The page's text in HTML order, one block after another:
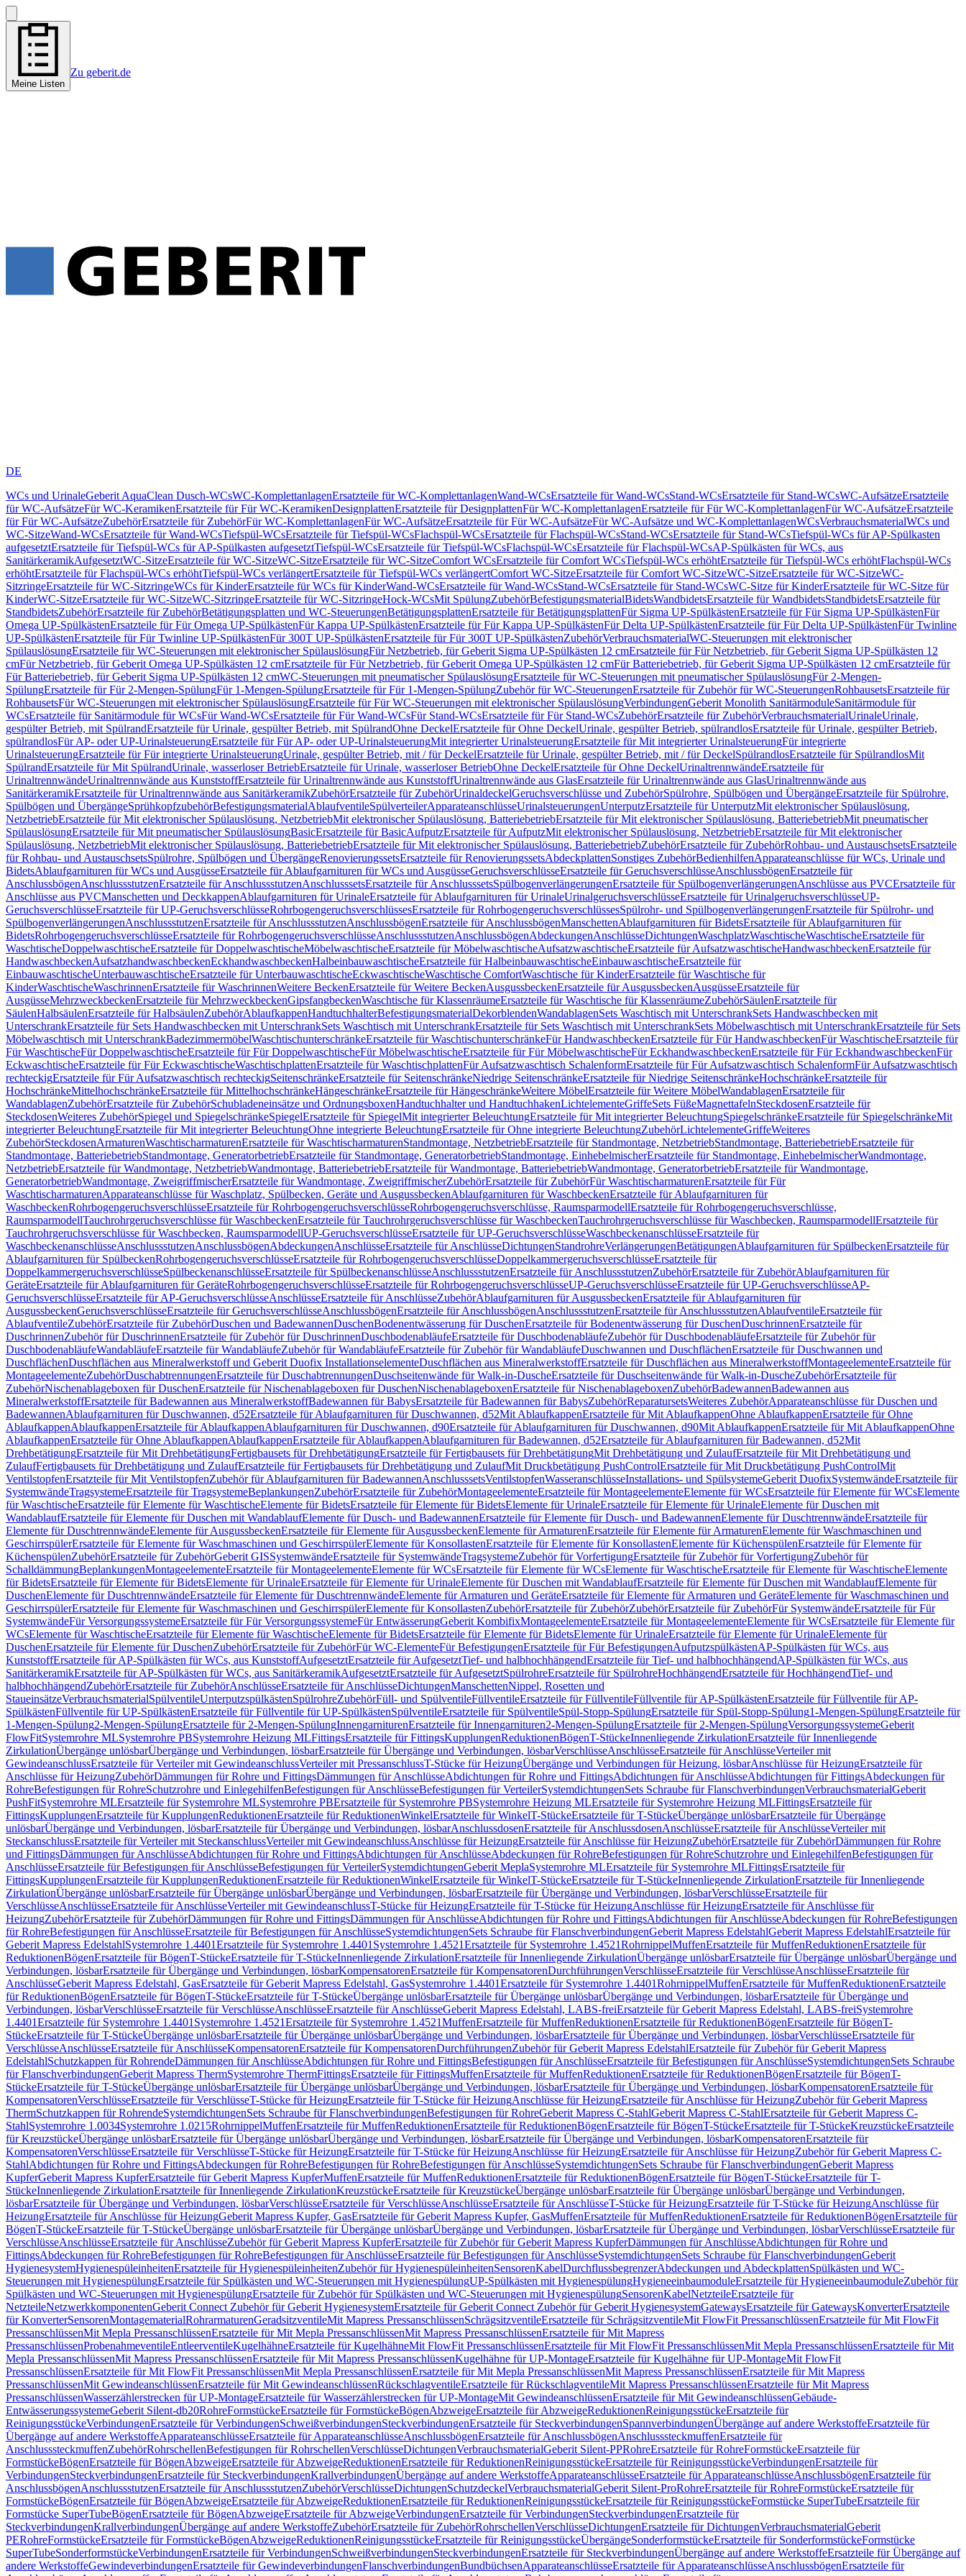
Meine Listen
Zu geberit.de
DE
WCs und UrinaleGeberit AquaClean Dusch-WCsWC-KomplettanlagenErsatzteile für WC-KomplettanlagenWand-WCsErsatzteile für Wand-WCsStand-WCsErsatzteile für Stand-WCsWC-AufsätzeErsatzteile
für WC-AufsätzeFür WC-KeramikenErsatzteile für Für WC-KeramikenDesignplattenErsatzteile für DesignplattenFür WC-KomplettanlagenErsatzteile für Für WC-KomplettanlagenFür WC-AufsätzeErsatzteile
für Für WC-AufsätzeZubehörErsatzteile für ZubehörFür WC-KomplettanlagenFür WC-AufsätzeErsatzteile für Für WC-AufsätzeFür WC-Aufsätze und WC-KomplettanlagenWCsVerbrauchsmaterialWCs und
WC-SitzeWand-WCsErsatzteile für Wand-WCsTiefspül-WCsErsatzteile für Tiefspül-WCsFlachspül-WCsErsatzteile für Flachspül-WCsStand-WCsErsatzteile für Stand-WCsTiefspül-WCs für AP-Spülkasten
aufgesetztErsatzteile für Tiefspül-WCs für AP-Spülkasten aufgesetztTiefspül-WCsErsatzteile für Tiefspül-WCsFlachspül-WCsErsatzteile für Flachspül-WCsAP-Spülkästen für WCs, aus
SanitärkeramikAufgesetztWC-SitzeErsatzteile für WC-SitzeWC-SitzeErsatzteile für WC-SitzeComfort WCsErsatzteile für Comfort WCsTiefspül-WCs erhöhtErsatzteile für Tiefspül-WCs erhöhtFlachspül-WCs
erhöhtErsatzteile für Flachspül-WCs erhöhtTiefspül-WCs verlängertErsatzteile für Tiefspül-WCs verlängertComfort WC-SitzeErsatzteile für Comfort WC-SitzeWC-SitzeErsatzteile für WC-SitzeWC-
SitzringeErsatzteile für WC-SitzringeWCs für KinderErsatzteile für WCs für KinderWand-WCsErsatzteile für Wand-WCsStand-WCsErsatzteile für Stand-WCsWC-Sitze für KinderErsatzteile für WC-Sitze für
KinderWC-SitzeErsatzteile für WC-SitzeWC-SitzringeErsatzteile für WC-SitzringeHock-WCsMit SpülungZubehörBefestigungsmaterialBidetsWandbidetsErsatzteile für WandbidetsStandbidetsErsatzteile für
StandbidetsZubehörErsatzteile für ZubehörBetätigungsplatten und WC-SteuerungenBetätigungsplattenErsatzteile für BetätigungsplattenFür Sigma UP-SpülkästenErsatzteile für Für Sigma UP-SpülkästenFür
Omega UP-SpülkästenErsatzteile für Für Omega UP-SpülkästenFür Kappa UP-SpülkästenErsatzteile für Für Kappa UP-SpülkästenFür Delta UP-SpülkästenErsatzteile für Für Delta UP-SpülkästenFür Twinline
UP-SpülkästenErsatzteile für Für Twinline UP-SpülkästenFür 300T UP-SpülkästenErsatzteile für Für 300T UP-SpülkästenZubehörVerbrauchsmaterialWC-Steuerungen mit elektronischer
SpülauslösungErsatzteile für WC-Steuerungen mit elektronischer SpülauslösungFür Netzbetrieb, für Geberit Sigma UP-Spülkästen 12 cmErsatzteile für Für Netzbetrieb, für Geberit Sigma UP-Spülkästen 12
cmFür Netzbetrieb, für Geberit Omega UP-Spülkästen 12 cmErsatzteile für Für Netzbetrieb, für Geberit Omega UP-Spülkästen 12 cmFür Batteriebetrieb, für Geberit Sigma UP-Spülkästen 12 cmErsatzteile für
Für Batteriebetrieb, für Geberit Sigma UP-Spülkästen 12 cmWC-Steuerungen mit pneumatischer SpülauslösungErsatzteile für WC-Steuerungen mit pneumatischer SpülauslösungFür 2-Mengen-
SpülungErsatzteile für Für 2-Mengen-SpülungFür 1-Mengen-SpülungErsatzteile für Für 1-Mengen-SpülungZubehör für WC-SteuerungenErsatzteile für Zubehör für WC-SteuerungenRohbausetsErsatzteile für
RohbausetsFür WC-Steuerungen mit elektronischer SpülauslösungErsatzteile für Für WC-Steuerungen mit elektronischer SpülauslösungVerbindungenGeberit Monolith SanitärmoduleSanitärmodule für
WCsErsatzteile für Sanitärmodule für WCsFür Wand-WCsErsatzteile für Für Wand-WCsFür Stand-WCsErsatzteile für Für Stand-WCsZubehörErsatzteile für ZubehörVerbrauchsmaterialUrinaleUrinale,
gespülter Betrieb, mit SpülrandErsatzteile für Urinale, gespülter Betrieb, mit SpülrandOhne DeckelErsatzteile für Ohne DeckelUrinale, gespülter Betrieb, spülrandlosErsatzteile für Urinale, gespülter Betrieb,
spülrandlosFür AP- oder UP-UrinalsteuerungErsatzteile für Für AP- oder UP-UrinalsteuerungMit integrierter UrinalsteuerungErsatzteile für Mit integrierter UrinalsteuerungFür integrierte
UrinalsteuerungErsatzteile für Für integrierte UrinalsteuerungUrinale, gespülter Betrieb, mit / für DeckelErsatzteile für Urinale, gespülter Betrieb, mit / für DeckelSpülrandlosErsatzteile für SpülrandlosMit
SpülrandErsatzteile für Mit SpülrandUrinale, wasserloser BetriebErsatzteile für Urinale, wasserloser BetriebOhne DeckelErsatzteile für Ohne DeckelUrinaltrennwändeErsatzteile für
UrinaltrennwändeUrinaltrennwände aus KunststoffErsatzteile für Urinaltrennwände aus KunststoffUrinaltrennwände aus GlasErsatzteile für Urinaltrennwände aus GlasUrinaltrennwände aus
SanitärkeramikErsatzteile für Urinaltrennwände aus SanitärkeramikZubehörErsatzteile für ZubehörUrinaldeckelGeruchsverschlüsse und ZubehörSpülrohre, Spülbögen und ÜbergängeErsatzteile für Spülrohre,
Spülbögen und ÜbergängeSprühkopfzubehörBefestigungsmaterialAblaufventileSpülverteilerApparateanschlüsseUrinalsteuerungenUnterputzErsatzteile für UnterputzMit elektronischer Spülauslösung,
NetzbetriebErsatzteile für Mit elektronischer Spülauslösung, NetzbetriebMit elektronischer Spülauslösung, BatteriebetriebErsatzteile für Mit elektronischer Spülauslösung, BatteriebetriebMit pneumatischer
SpülauslösungErsatzteile für Mit pneumatischer SpülauslösungBasicErsatzteile für BasicAufputzErsatzteile für AufputzMit elektronischer Spülauslösung, NetzbetriebErsatzteile für Mit elektronischer
Spülauslösung, NetzbetriebMit elektronischer Spülauslösung, BatteriebetriebErsatzteile für Mit elektronischer Spülauslösung, BatteriebetriebZubehörErsatzteile für ZubehörRohbau- und AustauschsetsErsatzteile
für Rohbau- und AustauschsetsSpülrohre, Spülbögen und ÜbergängeRenovierungssetsErsatzteile für RenovierungssetsAbdeckplattenSonstiges ZubehörBedienhilfenApparateanschlüsse für WCs, Urinale und
BidetsAblaufgarnituren für WCs und AusgüsseErsatzteile für Ablaufgarnituren für WCs und AusgüsseGeruchsverschlüsseErsatzteile für GeruchsverschlüsseAnschlussbögenErsatzteile für
AnschlussbögenAnschlussstutzenErsatzteile für AnschlussstutzenAnschlusssetsErsatzteile für AnschlusssetsSpülbogenverlängerungenErsatzteile für SpülbogenverlängerungenAnschlüsse aus PVCErsatzteile für
Anschlüsse aus PVCManschetten und DeckkappenAblaufgarnituren für UrinaleErsatzteile für Ablaufgarnituren für UrinaleUrinalgeruchsverschlüsseErsatzteile für UrinalgeruchsverschlüsseUP-
GeruchsverschlüsseErsatzteile für UP-GeruchsverschlüsseRohrbogengeruchsverschlüssesErsatzteile für RohrbogengeruchsverschlüssesSpülrohr- und SpülbogenverlängerungenErsatzteile für Spülrohr- und
SpülbogenverlängerungenAnschlussstutzenErsatzteile für AnschlussstutzenAnschlussbögenErsatzteile für AnschlussbögenManschettenAblaufgarnituren für BidetsErsatzteile für Ablaufgarnituren für
BidetsRohrbogengeruchsverschlüsseErsatzteile für RohrbogengeruchsverschlüsseAnschlussstutzenAnschlussbögenAbdeckungenAnschlüsseDichtungenWaschplatzWaschtischeWaschtischeErsatzteile für
WaschtischeDoppelwaschtischeErsatzteile für DoppelwaschtischeMöbelwaschtischeErsatzteile für MöbelwaschtischeAufsatzwaschtischeErsatzteile für AufsatzwaschtischeHandwaschbeckenErsatzteile für
HandwaschbeckenAufsatzhandwaschbeckenEckhandwaschbeckenHalbeinbauwaschtischeErsatzteile für HalbeinbauwaschtischeEinbauwaschtischeErsatzteile für
EinbauwaschtischeUnterbauwaschtischeErsatzteile für UnterbauwaschtischeEckwaschtischeWaschtische ComfortWaschtische für KinderErsatzteile für Waschtische für
KinderWaschtischeWaschrinnenErsatzteile für WaschrinnenWeitere BeckenErsatzteile für Weitere BeckenAusgussbeckenErsatzteile für AusgussbeckenAusgüsseErsatzteile für
AusgüsseMehrzweckbeckenErsatzteile für MehrzweckbeckenGipsfangbeckenWaschtische für KlassenräumeErsatzteile für Waschtische für KlassenräumeZubehörSäulenErsatzteile für
SäulenHalbsäulenErsatzteile für HalbsäulenZubehörAblaufkappenHandtuchhalterBefestigungsmaterialDekorblendenWandablagenSets Waschtisch mit UnterschrankSets Handwaschbecken mit
UnterschrankErsatzteile für Sets Handwaschbecken mit UnterschrankSets Waschtisch mit UnterschrankErsatzteile für Sets Waschtisch mit UnterschrankSets Möbelwaschtisch mit UnterschrankErsatzteile für Sets
Möbelwaschtisch mit UnterschrankBadezimmermöbelWaschtischunterschränkeErsatzteile für WaschtischunterschränkeFür HandwaschbeckenErsatzteile für Für HandwaschbeckenFür WaschtischeErsatzteile für
Für WaschtischeFür DoppelwaschtischeErsatzteile für Für DoppelwaschtischeFür MöbelwaschtischeErsatzteile für Für MöbelwaschtischeFür EckhandwaschbeckenErsatzteile für Für EckhandwaschbeckenFür
EckwaschtischeErsatzteile für Für EckwaschtischeWaschtischplattenErsatzteile für WaschtischplattenFür Aufsatzwaschtisch SchalenformErsatzteile für Für Aufsatzwaschtisch SchalenformFür Aufsatzwaschtisch
rechteckigErsatzteile für Für Aufsatzwaschtisch rechteckigSeitenschränkeErsatzteile für SeitenschränkeNiedrige SeitenschränkeErsatzteile für Niedrige SeitenschränkeHochschränkeErsatzteile für
HochschränkeMittelhochschränkeErsatzteile für MittelhochschränkeHängeschränkeErsatzteile für HängeschränkeWeitere MöbelErsatzteile für Weitere MöbelWandablagenErsatzteile für
WandablagenZubehörErsatzteile für ZubehörSchubladeneinsätze und OrdnungsboxenHandtuchhalter und HandtuchhakenLichtelementeGriffeSets FüßeMagnettafelnSteckdosenErsatzteile für
SteckdosenWeiteres ZubehörSpiegel und SpiegelschränkeSpiegelErsatzteile für SpiegelMit integrierter BeleuchtungErsatzteile für Mit integrierter BeleuchtungSpiegelschränkeErsatzteile für SpiegelschränkeMit
integrierter BeleuchtungErsatzteile für Mit integrierter BeleuchtungOhne integrierte BeleuchtungErsatzteile für Ohne integrierte BeleuchtungZubehörLichtelementeGriffeWeiteres
ZubehörSteckdosenArmaturenWaschtischarmaturenErsatzteile für WaschtischarmaturenStandmontage, NetzbetriebErsatzteile für Standmontage, NetzbetriebStandmontage, BatteriebetriebErsatzteile für
Standmontage, BatteriebetriebStandmontage, GeneratorbetriebErsatzteile für Standmontage, GeneratorbetriebStandmontage, EinhebelmischerErsatzteile für Standmontage, EinhebelmischerWandmontage,
NetzbetriebErsatzteile für Wandmontage, NetzbetriebWandmontage, BatteriebetriebErsatzteile für Wandmontage, BatteriebetriebWandmontage, GeneratorbetriebErsatzteile für Wandmontage,
GeneratorbetriebWandmontage, ZweigriffmischerErsatzteile für Wandmontage, ZweigriffmischerZubehörErsatzteile für ZubehörFür WaschtischarmaturenErsatzteile für Für
WaschtischarmaturenApparateanschlüsse für Waschplatz, Spülbecken, Geräte und AusgussbeckenAblaufgarnituren für WaschbeckenErsatzteile für Ablaufgarnituren für
WaschbeckenRohrbogengeruchsverschlüsseErsatzteile für RohrbogengeruchsverschlüsseRohrbogengeruchsverschlüsse, RaumsparmodellErsatzteile für Rohrbogengeruchsverschlüsse,
RaumsparmodellTauchrohrgeruchsverschlüsse für WaschbeckenErsatzteile für Tauchrohrgeruchsverschlüsse für WaschbeckenTauchrohrgeruchsverschlüsse für Waschbecken, RaumsparmodellErsatzteile für
Tauchrohrgeruchsverschlüsse für Waschbecken, RaumsparmodellUP-GeruchsverschlüsseErsatzteile für UP-GeruchsverschlüsseWaschbeckenanschlüsseErsatzteile für
WaschbeckenanschlüsseAnschlussstutzenAnschlussbögenAbdeckungenAnschlüsseErsatzteile für AnschlüsseDichtungenStandrohreVerlängerungenBetätigungenAblaufgarnituren für SpülbeckenErsatzteile für
Ablaufgarnituren für SpülbeckenRohrbogengeruchsverschlüsseErsatzteile für RohrbogengeruchsverschlüsseDoppelkammergeruchsverschlüsseErsatzteile für
DoppelkammergeruchsverschlüsseSpülbeckenanschlüsseErsatzteile für SpülbeckenanschlüsseAnschlussstutzenErsatzteile für AnschlussstutzenZubehörErsatzteile für ZubehörAblaufgarnituren für
GeräteErsatzteile für Ablaufgarnituren für GeräteRohrbogengeruchsverschlüsseErsatzteile für RohrbogengeruchsverschlüsseUP-GeruchsverschlüsseErsatzteile für UP-GeruchsverschlüsseAP-
GeruchsverschlüsseErsatzteile für AP-GeruchsverschlüsseAnschlüsseErsatzteile für AnschlüsseZubehörAblaufgarnituren für AusgussbeckenErsatzteile für Ablaufgarnituren für
AusgussbeckenGeruchsverschlüsseErsatzteile für GeruchsverschlüsseAnschlussbögenErsatzteile für AnschlussbögenAnschlussstutzenErsatzteile für AnschlussstutzenAblaufventileErsatzteile für
AblaufventileZubehörErsatzteile für ZubehörDuschen und BadewannenDuschenBodenentwässerung für DuschenErsatzteile für Bodenentwässerung für DuschenDuschrinnenErsatzteile für
DuschrinnenZubehör für DuschrinnenErsatzteile für Zubehör für DuschrinnenDuschbodenabläufeErsatzteile für DuschbodenabläufeZubehör für DuschbodenabläufeErsatzteile für Zubehör für
DuschbodenabläufeWandabläufeErsatzteile für WandabläufeZubehör für WandabläufeErsatzteile für Zubehör für WandabläufeDuschwannen und DuschflächenErsatzteile für Duschwannen und
DuschflächenDuschflächen aus Mineralwerkstoff und Geberit Duofix InstallationselementeDuschflächen aus MineralwerkstoffErsatzteile für Duschflächen aus MineralwerkstoffMontageelementeErsatzteile für
MontageelementeZubehörDuschabtrennungenErsatzteile für DuschabtrennungenDuschseitenwände für Walk-in-DuscheErsatzteile für Duschseitenwände für Walk-in-DuscheZubehörErsatzteile für
ZubehörNischenablageboxen für DuschenErsatzteile für Nischenablageboxen für DuschenNischenablageboxenErsatzteile für NischenablageboxenZubehörBadewannenBadewannen aus
MineralwerkstoffErsatzteile für Badewannen aus MineralwerkstoffBadewannen für BabysErsatzteile für Badewannen für BabysZubehörReparatursetsWeiteres ZubehörApparateanschlüsse für Duschen und
BadewannenAblaufgarnituren für Duschwannen, d52Ersatzteile für Ablaufgarnituren für Duschwannen, d52Mit AblaufkappenErsatzteile für Mit AblaufkappenOhne AblaufkappenErsatzteile für Ohne
AblaufkappenAblaufkappenErsatzteile für AblaufkappenAblaufgarnituren für Duschwannen, d90Ersatzteile für Ablaufgarnituren für Duschwannen, d90Mit AblaufkappenErsatzteile für Mit AblaufkappenOhne
AblaufkappenErsatzteile für Ohne AblaufkappenAblaufkappenErsatzteile für AblaufkappenAblaufgarnituren für Badewannen, d52Ersatzteile für Ablaufgarnituren für Badewannen, d52Mit
DrehbetätigungErsatzteile für Mit DrehbetätigungFertigbausets für DrehbetätigungErsatzteile für Fertigbausets für DrehbetätigungMit Drehbetätigung und ZulaufErsatzteile für Mit Drehbetätigung und
ZulaufFertigbausets für Drehbetätigung und ZulaufErsatzteile für Fertigbausets für Drehbetätigung und ZulaufMit Druckbetätigung PushControlErsatzteile für Mit Druckbetätigung PushControlMit
VentilstopfenErsatzteile für Mit VentilstopfenZubehör für Ablaufgarnituren für BadewannenAnschlusssetsVentilstopfenWasseranschlüsseInstallations- und SpülsystemeGeberit DuofixSystemwändeErsatzteile für
SystemwändeTragsystemeErsatzteile für TragsystemeBeplankungenZubehörErsatzteile für ZubehörMontageelementeErsatzteile für MontageelementeElemente für WCsErsatzteile für Elemente für WCsElemente
für WaschtischeErsatzteile für Elemente für WaschtischeElemente für BidetsErsatzteile für Elemente für BidetsElemente für UrinaleErsatzteile für Elemente für UrinaleElemente für Duschen mit
WandablaufErsatzteile für Elemente für Duschen mit WandablaufElemente für Dusch- und BadewannenErsatzteile für Elemente für Dusch- und BadewannenElemente für DuschtrennwändeErsatzteile für
Elemente für DuschtrennwändeElemente für AusgussbeckenErsatzteile für Elemente für AusgussbeckenElemente für ArmaturenErsatzteile für Elemente für ArmaturenElemente für Waschmaschinen und
GeschirrspülerErsatzteile für Elemente für Waschmaschinen und GeschirrspülerElemente für KonsollastenErsatzteile für Elemente für KonsollastenElemente für KüchenspülenErsatzteile für Elemente für
KüchenspülenZubehörErsatzteile für ZubehörGeberit GISSystemwändeErsatzteile für SystemwändeTragsystemeZubehör für VorfertigungErsatzteile für Zubehör für VorfertigungZubehör für
SchalldämmungBeplankungenMontageelementeErsatzteile für MontageelementeElemente für WCsErsatzteile für Elemente für WCsElemente für WaschtischeErsatzteile für Elemente für WaschtischeElemente
für BidetsErsatzteile für Elemente für BidetsElemente für UrinaleErsatzteile für Elemente für UrinaleElemente für Duschen mit WandablaufErsatzteile für Elemente für Duschen mit WandablaufElemente für
DuschenElemente für DuschtrennwändeErsatzteile für Elemente für DuschtrennwändeElemente für Armaturen und GeräteErsatzteile für Elemente für Armaturen und GeräteElemente für Waschmaschinen und
GeschirrspülerErsatzteile für Elemente für Waschmaschinen und GeschirrspülerElemente für KonsollastenZubehörErsatzteile für ZubehörZubehörErsatzteile für ZubehörFür SystemwändeErsatzteile für Für
SystemwändeFür VersorgungssystemeErsatzteile für Für VersorgungssystemeFür EntwässerungGeberit KombifixMontageelementeErsatzteile für MontageelementeElemente für WCsErsatzteile für Elemente für
WCsElemente für WaschtischeErsatzteile für Elemente für WaschtischeElemente für BidetsErsatzteile für Elemente für BidetsElemente für UrinaleErsatzteile für Elemente für UrinaleElemente für
DuschenErsatzteile für Elemente für DuschenZubehörErsatzteile für ZubehörFür WC-ElementeFür BefestigungenErsatzteile für Für BefestigungenAufputzspülkästenAP-Spülkästen für WCs, aus
KunststoffErsatzteile für AP-Spülkästen für WCs, aus KunststoffAufgesetztErsatzteile für AufgesetztTief- und halbhochhängendErsatzteile für Tief- und halbhochhängendAP-Spülkästen für WCs, aus
SanitärkeramikErsatzteile für AP-Spülkästen für WCs, aus SanitärkeramikAufgesetztErsatzteile für AufgesetztSpülrohreErsatzteile für SpülrohreHochhängendErsatzteile für HochhängendTief- und
halbhochhängendZubehörErsatzteile für ZubehörAnschlüsseErsatzteile für AnschlüsseDichtungenManschettenNippel, Rosetten und
StaueinsätzeVerbrauchsmaterialSpülventileUnterputzspülkästenSpülrohreZubehörFüll- und SpülventileFüllventileErsatzteile für FüllventileFüllventile für AP-SpülkästenErsatzteile für Füllventile für AP-
SpülkästenFüllventile für UP-SpülkästenErsatzteile für Füllventile für UP-SpülkästenSpülventileErsatzteile für SpülventileSpül-Stopp-SpülungErsatzteile für Spül-Stopp-Spülung1-Mengen-SpülungErsatzteile für
1-Mengen-Spülung2-Mengen-SpülungErsatzteile für 2-Mengen-SpülungInnengarniturenErsatzteile für Innengarnituren2-Mengen-SpülungErsatzteile für 2-Mengen-SpülungVersorgungssystemeGeberit
FlowFitSystemrohre MLSystemrohre PBSystemrohre Heizung MLFittingsErsatzteile für FittingsKupplungenReduktionenBögenT-StückeInnenliegende ZirkulationErsatzteile für Innenliegende
ZirkulationÜbergänge unlösbarÜbergänge und Verbindungen, lösbarErsatzteile für Übergänge und Verbindungen, lösbarVerschlüsseAnschlüsseErsatzteile für AnschlüsseVerteiler mit
GewindeanschlussErsatzteile für Verteiler mit GewindeanschlussVerteiler mit PressanschlussT-Stücke für HeizungÜbergänge und Verbindungen für Heizung, lösbarAnschlüsse für HeizungErsatzteile für
Anschlüsse für HeizungZubehörDämmungen für Rohre und FittingsDämmungen für AnschlüsseAbdichtungen für Rohre und FittingsAbdichtungen für AnschlüsseAbdichtungen für FittingsAbdeckungen für
RohreBefestigungen für RohreSchutzrohre und EinlegehilfenBefestigungen für AnschlüsseBefestigungen für VerteilerSystemdichtungenSets Schraube für FlanschverbindungenVerbrauchsmaterialGeberit
PushFitSystemrohre MLErsatzteile für Systemrohre MLSystemrohre PBErsatzteile für Systemrohre PBSystemrohre Heizung MLErsatzteile für Systemrohre Heizung MLFittingsErsatzteile für
FittingsKupplungenErsatzteile für KupplungenReduktionenErsatzteile für ReduktionenWinkelErsatzteile für WinkelT-StückeErsatzteile für T-StückeÜbergänge unlösbarErsatzteile für Übergänge
unlösbarÜbergänge und Verbindungen, lösbarErsatzteile für Übergänge und Verbindungen, lösbarAnschlussdosenErsatzteile für AnschlussdosenAnschlüsseErsatzteile für AnschlüsseVerteiler mit
SteckanschlussErsatzteile für Verteiler mit SteckanschlussVerteiler mit GewindeanschlussAnschlüsse für HeizungErsatzteile für Anschlüsse für HeizungZubehörErsatzteile für ZubehörDämmungen für Rohre
und FittingsDämmungen für AnschlüsseAbdichtungen für Rohre und FittingsAbdichtungen für AnschlüsseAbdeckungen für RohreBefestigungen für RohreSchutzrohre und EinlegehilfenBefestigungen für
AnschlüsseErsatzteile für Befestigungen für AnschlüsseBefestigungen für VerteilerSystemdichtungenGeberit MeplaSystemrohre MLErsatzteile für Systemrohre MLFittingsErsatzteile für
FittingsKupplungenErsatzteile für KupplungenReduktionenErsatzteile für ReduktionenWinkelErsatzteile für WinkelT-StückeErsatzteile für T-StückeInnenliegende ZirkulationErsatzteile für Innenliegende
ZirkulationÜbergänge unlösbarErsatzteile für Übergänge unlösbarÜbergänge und Verbindungen, lösbarErsatzteile für Übergänge und Verbindungen, lösbarVerschlüsseErsatzteile für
VerschlüsseAnschlüsseErsatzteile für AnschlüsseVerteiler mit GewindeanschlussT-Stücke für HeizungErsatzteile für T-Stücke für HeizungAnschlüsse für HeizungErsatzteile für Anschlüsse für
HeizungZubehörErsatzteile für ZubehörDämmungen für Rohre und FittingsDämmungen für AnschlüsseAbdichtungen für Rohre und FittingsAbdichtungen für AnschlüsseAbdeckungen für RohreBefestigungen
für RohreBefestigungen für AnschlüsseErsatzteile für Befestigungen für AnschlüsseSystemdichtungenSets Schraube für FlanschverbindungenGeberit Mapress EdelstahlGeberit Mapress EdelstahlErsatzteile für
Geberit Mapress EdelstahlSystemrohre 1.4401Ersatzteile für Systemrohre 1.4401 Systemrohre 1.4521Ersatzteile für Systemrohre 1.4521RohrnippelMuffenErsatzteile für MuffenReduktionenErsatzteile für
ReduktionenBögenErsatzteile für BögenT-StückeErsatzteile für T-StückeInnenliegende ZirkulationErsatzteile für Innenliegende ZirkulationÜbergänge unlösbarErsatzteile für Übergänge unlösbarÜbergänge und
Verbindungen, lösbarErsatzteile für Übergänge und Verbindungen, lösbarKompensatorenErsatzteile für KompensatorenDurchführungenVerschlüsseErsatzteile für VerschlüsseAnschlüsseErsatzteile für
AnschlüsseGeberit Mapress Edelstahl, GasErsatzteile für Geberit Mapress Edelstahl, GasSystemrohre 1.4401Ersatzteile für Systemrohre 1.4401RohrnippelMuffenErsatzteile für MuffenReduktionenErsatzteile
für ReduktionenBögenErsatzteile für BögenT-StückeErsatzteile für T-StückeÜbergänge unlösbarErsatzteile für Übergänge unlösbarÜbergänge und Verbindungen, lösbarErsatzteile für Übergänge und
Verbindungen, lösbarVerschlüsseErsatzteile für VerschlüsseAnschlüsseErsatzteile für AnschlüsseGeberit Mapress Edelstahl, LABS-freiErsatzteile für Geberit Mapress Edelstahl, LABS-freiSystemrohre
1.4401Ersatzteile für Systemrohre 1.4401 Systemrohre 1.4521Ersatzteile für Systemrohre 1.4521MuffenErsatzteile für MuffenReduktionenErsatzteile für ReduktionenBögenErsatzteile für BögenT-
StückeErsatzteile für T-StückeÜbergänge unlösbarErsatzteile für Übergänge unlösbarÜbergänge und Verbindungen, lösbarErsatzteile für Übergänge und Verbindungen, lösbarVerschlüsseErsatzteile für
VerschlüsseAnschlüsseErsatzteile für AnschlüsseKompensatorenErsatzteile für KompensatorenDurchführungenZubehör für Geberit Mapress EdelstahlErsatzteile für Zubehör für Geberit Mapress
EdelstahlSchutzkappen für RohrendeDämmungen für AnschlüsseAbdichtungen für Rohre und FittingsBefestigungen für AnschlüsseErsatzteile für Befestigungen für AnschlüsseSystemdichtungenSets Schraube
für FlanschverbindungenGeberit Mapress ThermSystemrohre ThermFittingsErsatzteile für FittingsMuffenErsatzteile für MuffenReduktionenErsatzteile für ReduktionenBögenErsatzteile für BögenT-
StückeErsatzteile für T-StückeÜbergänge unlösbarErsatzteile für Übergänge unlösbarÜbergänge und Verbindungen, lösbarErsatzteile für Übergänge und Verbindungen, lösbarKompensatorenErsatzteile für
KompensatorenVerschlüsseErsatzteile für VerschlüsseT-Stücke für HeizungErsatzteile für T-Stücke für HeizungAnschlüsse für HeizungErsatzteile für Anschlüsse für HeizungZubehör für Geberit Mapress
ThermSchutzkappen für RohrendeSystemdichtungenSets Schraube für FlanschverbindungenBefestigungen für RohreGeberit Mapress C-StahlGeberit Mapress C-StahlErsatzteile für Geberit Mapress C-
StahlSystemrohre 1.0034Systemrohre 1.0215RohrnippelMuffenErsatzteile für MuffenReduktionenErsatzteile für ReduktionenBögenErsatzteile für BögenT-StückeErsatzteile für T-StückeKreuzstückeErsatzteile
für KreuzstückeÜbergänge unlösbarErsatzteile für Übergänge unlösbarÜbergänge und Verbindungen, lösbarErsatzteile für Übergänge und Verbindungen, lösbarKompensatorenErsatzteile für
KompensatorenVerschlüsseErsatzteile für VerschlüsseT-Stücke für HeizungErsatzteile für T-Stücke für HeizungAnschlüsse für HeizungErsatzteile für Anschlüsse für HeizungZubehör für Geberit Mapress C-
StahlAbdichtungen für Rohre und FittingsAbdeckungen für RohreBefestigungen für RohreBefestigungen für AnschlüsseSystemdichtungenSets Schraube für FlanschverbindungenGeberit Mapress
KupferGeberit Mapress KupferErsatzteile für Geberit Mapress KupferMuffenErsatzteile für MuffenReduktionenErsatzteile für ReduktionenBögenErsatzteile für BögenT-StückeErsatzteile für T-
StückeInnenliegende ZirkulationErsatzteile für Innenliegende ZirkulationKreuzstückeErsatzteile für KreuzstückeÜbergänge unlösbarErsatzteile für Übergänge unlösbarÜbergänge und Verbindungen,
lösbarErsatzteile für Übergänge und Verbindungen, lösbarVerschlüsseErsatzteile für VerschlüsseAnschlüsseErsatzteile für AnschlüsseT-Stücke für HeizungErsatzteile für T-Stücke für HeizungAnschlüsse für
HeizungErsatzteile für Anschlüsse für HeizungGeberit Mapress Kupfer, GasErsatzteile für Geberit Mapress Kupfer, GasMuffenErsatzteile für MuffenReduktionenErsatzteile für ReduktionenBögenErsatzteile für
BögenT-StückeErsatzteile für T-StückeÜbergänge unlösbarErsatzteile für Übergänge unlösbarÜbergänge und Verbindungen, lösbarErsatzteile für Übergänge und Verbindungen, lösbarVerschlüsseErsatzteile für
VerschlüsseAnschlüsseErsatzteile für AnschlüsseZubehör für Geberit Mapress KupferErsatzteile für Zubehör für Geberit Mapress KupferDämmungen für AnschlüsseAbdichtungen für Rohre und
FittingsAbdeckungen für RohreBefestigungen für RohreBefestigungen für AnschlüsseErsatzteile für Befestigungen für AnschlüsseSystemdichtungenSets Schraube für FlanschverbindungenGeberit
HygienesystemHygienespüleinheitenErsatzteile für HygienespüleinheitenZubehör für HygienespüleinheitenSensorenKabelDurchflussbegrenzerAbdeckungen und AbdeckplattenSpülkästen und WC-
Steuerungen mit HygienespülungErsatzteile für Spülkästen und WC-Steuerungen mit HygienespülungUP-Spülkästen mit HygienespülungHygieneeinbaumoduleErsatzteile für HygieneeinbaumoduleZubehör für
Spülkästen und WC-Steuerungen mit HygienespülungErsatzteile für Zubehör für Spülkästen und WC-Steuerungen mit HygienespülungSensorenKabelNetzteileErsatzteile für
NetzteileNetzwerkkomponentenGeberit Connect Zubehör für Geberit HygienesystemErsatzteile für Geberit Connect Zubehör für Geberit HygienesystemGatewaysErsatzteile für GatewaysKonverterErsatzteile
für KonverterSensorenMontagematerialRohrarmaturenGeradsitzventileMit Mapress PressanschlüssenSchrägsitzventileErsatzteile für SchrägsitzventileMit FlowFit PressanschlüssenErsatzteile für Mit FlowFit
PressanschlüssenMit Mepla PressanschlüssenErsatzteile für Mit Mepla PressanschlüssenMit Mapress PressanschlüssenErsatzteile für Mit Mapress
PressanschlüssenProbenahmeventileEntleerventileKugelhähneErsatzteile für KugelhähneMit FlowFit PressanschlüssenErsatzteile für Mit FlowFit PressanschlüssenMit Mepla PressanschlüssenErsatzteile für Mit
Mepla PressanschlüssenMit Mapress PressanschlüssenErsatzteile für Mit Mapress PressanschlüssenKugelhähne für UP-MontageErsatzteile für Kugelhähne für UP-MontageMit FlowFit
PressanschlüssenErsatzteile für Mit FlowFit PressanschlüssenMit Mepla PressanschlüssenErsatzteile für Mit Mepla PressanschlüssenMit Mapress PressanschlüssenErsatzteile für Mit Mapress
PressanschlüssenMit GewindeanschlüssenErsatzteile für Mit GewindeanschlüssenRückschlagventileErsatzteile für RückschlagventileMit Mapress PressanschlüssenErsatzteile für Mit Mapress
PressanschlüssenWasserzählerstrecken für UP-MontageErsatzteile für Wasserzählerstrecken für UP-MontageMit GewindeanschlüssenErsatzteile für Mit GewindeanschlüssenGebäude-
EntwässerungssystemeGeberit Silent-db20RohreFormstückeErsatzteile für FormstückeBögenAbzweigeErsatzteile für AbzweigeReduktionenReinigungsstückeErsatzteile für
ReinigungsstückeVerbindungenErsatzteile für VerbindungenSchweißverbindungenSteckverbindungenErsatzteile für SteckverbindungenSpannverbindungenÜbergänge auf andere WerkstoffeErsatzteile für
Übergänge auf andere WerkstoffeApparateanschlüsseErsatzteile für ApparateanschlüsseAnschlussbögenErsatzteile für AnschlussbögenAnschlusssteckmuffenErsatzteile für
AnschlusssteckmuffenZubehörRohrschellenBefestigungen für RohrschellenVerschlüsseDichtungenVerbrauchsmaterialGeberit Silent-PPRohreErsatzteile für RohreFormstückeErsatzteile für
FormstückeBögenErsatzteile für BögenAbzweigeErsatzteile für AbzweigeReduktionenErsatzteile für ReduktionenReinigungsstückeErsatzteile für ReinigungsstückeVerbindungenErsatzteile für
VerbindungenSteckverbindungenErsatzteile für SteckverbindungenKrallverbindungenÜbergänge auf andere WerkstoffeApparateanschlüsseErsatzteile für ApparateanschlüsseAnschlussbögenErsatzteile für
AnschlussbögenAnschlussstutzenErsatzteile für AnschlussstutzenZubehörVerschlüsseDichtungenSchutzdeckelVerbrauchsmaterialGeberit Silent-ProRohreErsatzteile für RohreFormstückeErsatzteile für
FormstückeBögenErsatzteile für BögenAbzweigeErsatzteile für AbzweigeReduktionenErsatzteile für ReduktionenReinigungsstückeErsatzteile für ReinigungsstückeFormstücke SuperTubeErsatzteile für
Formstücke SuperTubeBögenErsatzteile für BögenAbzweigeErsatzteile für AbzweigeVerbindungenErsatzteile für VerbindungenSteckverbindungenErsatzteile für
SteckverbindungenKrallverbindungenÜbergänge auf andere WerkstoffeZubehörErsatzteile für ZubehörRohrschellenVerschlüsseDichtungenErsatzteile für DichtungenVerbrauchsmaterialGeberit
PERohreFormstückeErsatzteile für FormstückeBögenAbzweigeReduktionenReinigungsstückeErsatzteile für ReinigungsstückeÜbergängeSonderformstückeErsatzteile für SonderformstückeFormstücke
SuperTubeSonderformstückeVerbindungenErsatzteile für VerbindungenSchweißverbindungenSteckverbindungenErsatzteile für SteckverbindungenÜbergänge auf andere WerkstoffeErsatzteile für Übergänge auf
andere WerkstoffeGewindeverbindungenErsatzteile für GewindeverbindungenFlanschverbindungenBundbüchsenApparateanschlüsseErsatzteile für ApparateanschlüsseAnschlussbögenErsatzteile für